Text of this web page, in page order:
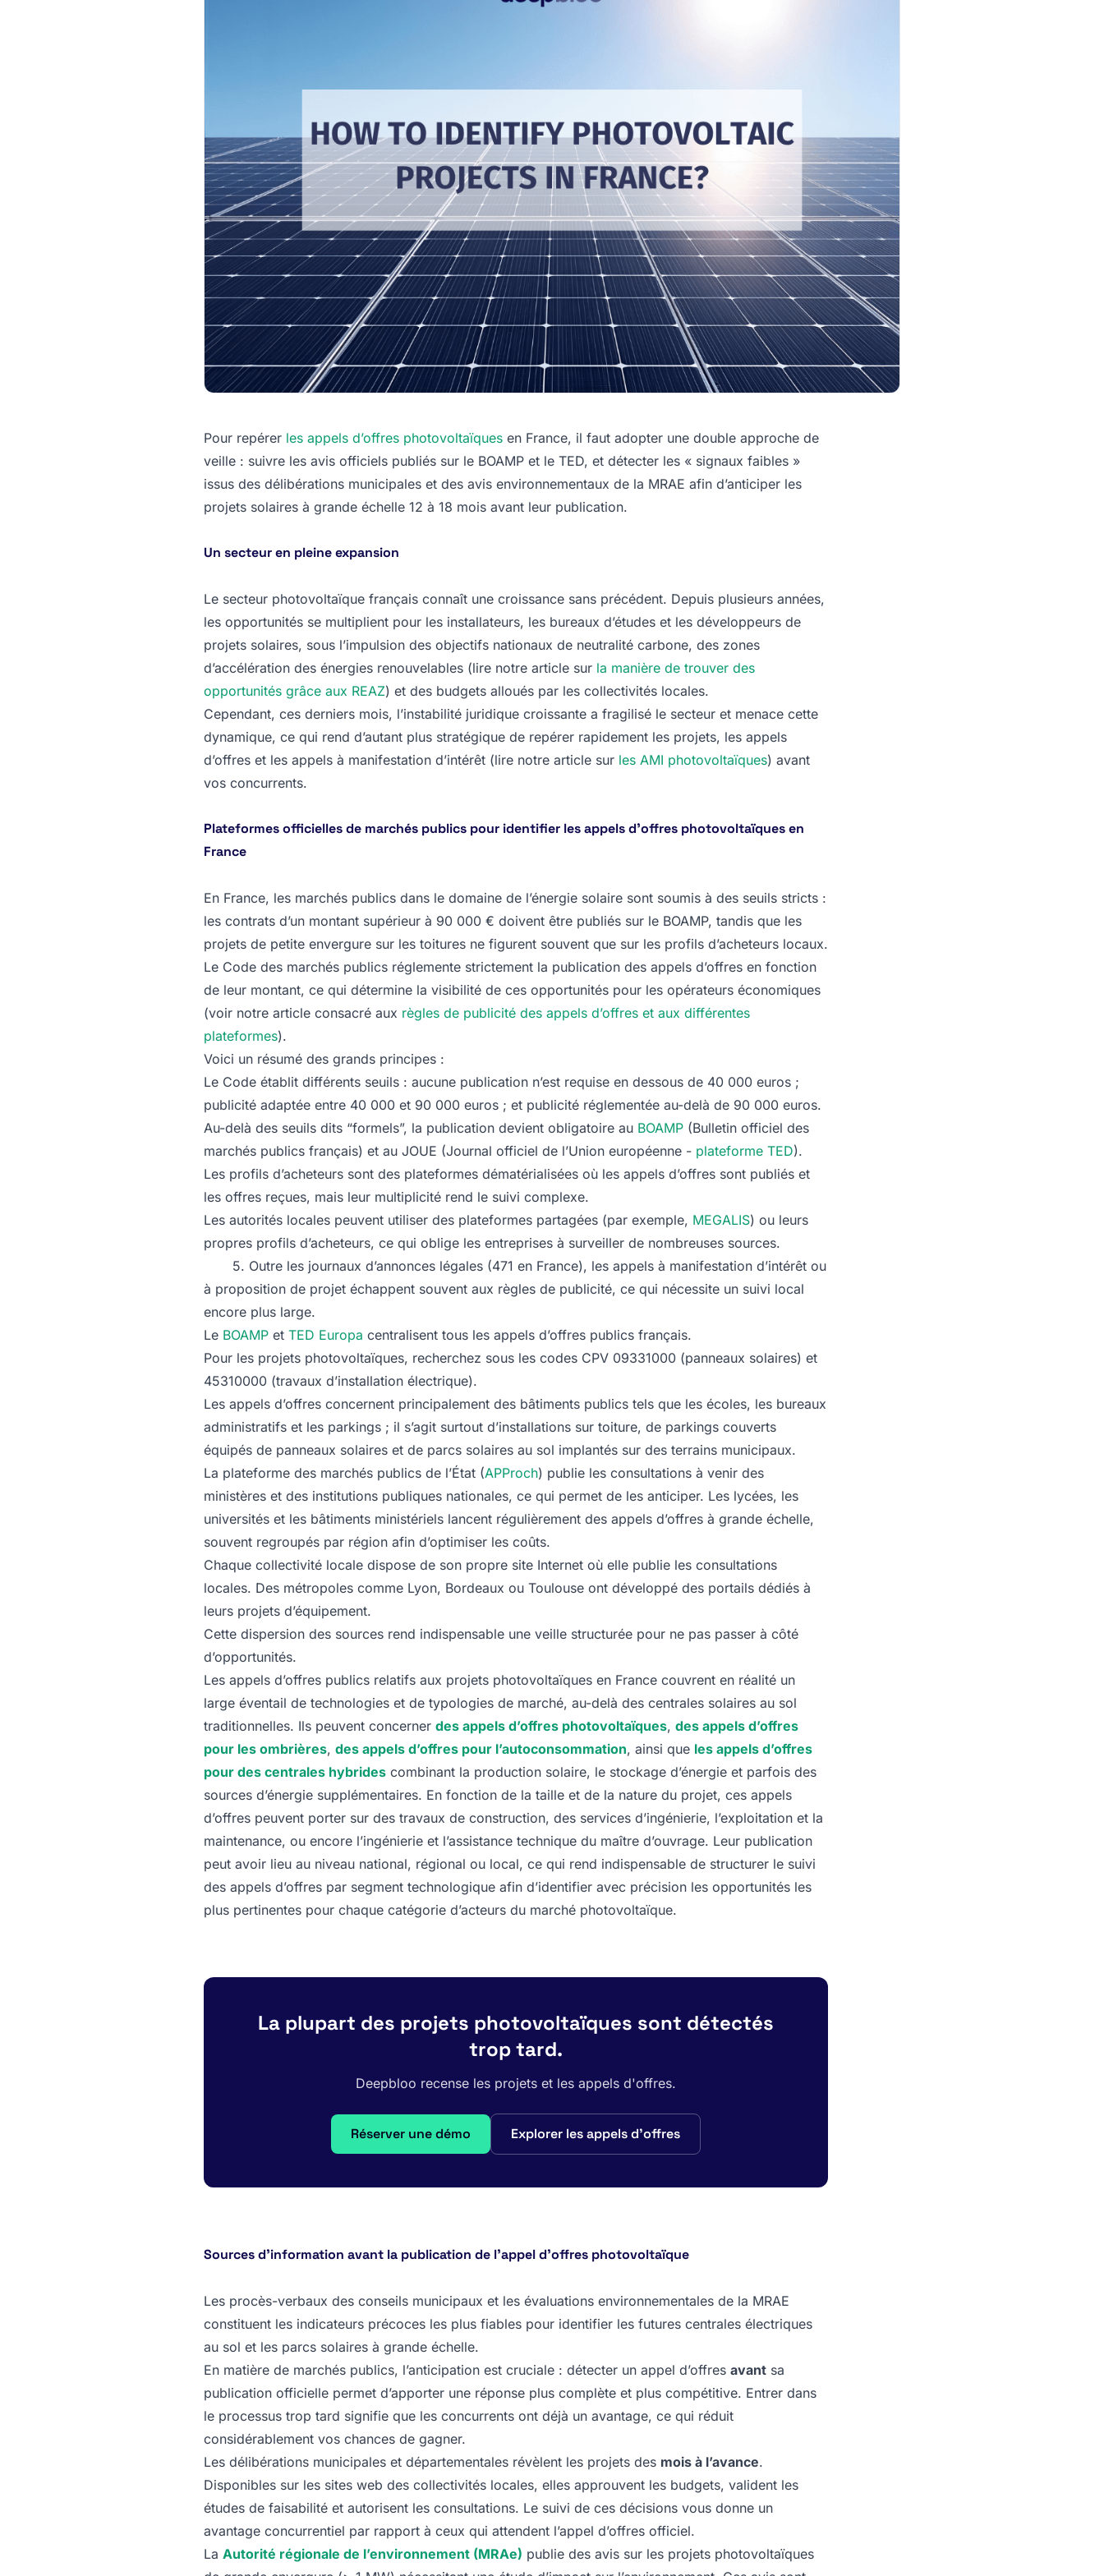
Pour repérer les appels d’offres photovoltaïques en France, il faut adopter une double approche de
veille : suivre les avis officiels publiés sur le BOAMP et le TED, et détecter les « signaux faibles »
issus des délibérations municipales et des avis environnementaux de la MRAE afin d’anticiper les
projets solaires à grande échelle 12 à 18 mois avant leur publication.
Un secteur en pleine expansion
Le secteur photovoltaïque français connaît une croissance sans précédent. Depuis plusieurs années,
les opportunités se multiplient pour les installateurs, les bureaux d’études et les développeurs de
projets solaires, sous l’impulsion des objectifs nationaux de neutralité carbone, des zones
d’accélération des énergies renouvelables (lire notre article sur la manière de trouver des
opportunités grâce aux REAZ) et des budgets alloués par les collectivités locales.
Cependant, ces derniers mois, l’instabilité juridique croissante a fragilisé le secteur et menace cette
dynamique, ce qui rend d’autant plus stratégique de repérer rapidement les projets, les appels
d’offres et les appels à manifestation d’intérêt (lire notre article sur les AMI photovoltaïques) avant
vos concurrents.
Plateformes officielles de marchés publics pour identifier les appels d’offres photovoltaïques en
France
En France, les marchés publics dans le domaine de l’énergie solaire sont soumis à des seuils stricts :
les contrats d’un montant supérieur à 90 000 € doivent être publiés sur le BOAMP, tandis que les
projets de petite envergure sur les toitures ne figurent souvent que sur les profils d’acheteurs locaux.
Le Code des marchés publics réglemente strictement la publication des appels d’offres en fonction
de leur montant, ce qui détermine la visibilité de ces opportunités pour les opérateurs économiques
(voir notre article consacré aux règles de publicité des appels d’offres et aux différentes
plateformes).
Voici un résumé des grands principes :
Le Code établit différents seuils : aucune publication n’est requise en dessous de 40 000 euros ;
publicité adaptée entre 40 000 et 90 000 euros ; et publicité réglementée au-delà de 90 000 euros.
Au-delà des seuils dits “formels”, la publication devient obligatoire au BOAMP (Bulletin officiel des
marchés publics français) et au JOUE (Journal officiel de l’Union européenne - plateforme TED).
Les profils d’acheteurs sont des plateformes dématérialisées où les appels d’offres sont publiés et
les offres reçues, mais leur multiplicité rend le suivi complexe.
Les autorités locales peuvent utiliser des plateformes partagées (par exemple, MEGALIS) ou leurs
propres profils d’acheteurs, ce qui oblige les entreprises à surveiller de nombreuses sources.
5. Outre les journaux d’annonces légales (471 en France), les appels à manifestation d’intérêt ou
à proposition de projet échappent souvent aux règles de publicité, ce qui nécessite un suivi local
encore plus large.
Le BOAMP et TED Europa centralisent tous les appels d’offres publics français.
Pour les projets photovoltaïques, recherchez sous les codes CPV 09331000 (panneaux solaires) et
45310000 (travaux d’installation électrique).
Les appels d’offres concernent principalement des bâtiments publics tels que les écoles, les bureaux
administratifs et les parkings ; il s’agit surtout d’installations sur toiture, de parkings couverts
équipés de panneaux solaires et de parcs solaires au sol implantés sur des terrains municipaux.
La plateforme des marchés publics de l’État (APProch) publie les consultations à venir des
ministères et des institutions publiques nationales, ce qui permet de les anticiper. Les lycées, les
universités et les bâtiments ministériels lancent régulièrement des appels d’offres à grande échelle,
souvent regroupés par région afin d’optimiser les coûts.
Chaque collectivité locale dispose de son propre site Internet où elle publie les consultations
locales. Des métropoles comme Lyon, Bordeaux ou Toulouse ont développé des portails dédiés à
leurs projets d’équipement.
Cette dispersion des sources rend indispensable une veille structurée pour ne pas passer à côté
d’opportunités.
Les appels d’offres publics relatifs aux projets photovoltaïques en France couvrent en réalité un
large éventail de technologies et de typologies de marché, au-delà des centrales solaires au sol
traditionnelles. Ils peuvent concerner des appels d’offres photovoltaïques, des appels d’offres
pour les ombrières, des appels d’offres pour l’autoconsommation, ainsi que les appels d’offres
pour des centrales hybrides combinant la production solaire, le stockage d’énergie et parfois des
sources d’énergie supplémentaires. En fonction de la taille et de la nature du projet, ces appels
d’offres peuvent porter sur des travaux de construction, des services d’ingénierie, l’exploitation et la
maintenance, ou encore l’ingénierie et l’assistance technique du maître d’ouvrage. Leur publication
peut avoir lieu au niveau national, régional ou local, ce qui rend indispensable de structurer le suivi
des appels d’offres par segment technologique afin d’identifier avec précision les opportunités les
plus pertinentes pour chaque catégorie d’acteurs du marché photovoltaïque.
La plupart des projets photovoltaïques sont détectés
trop tard.
Deepbloo recense les projets et les appels d'offres.
Réserver une démo Explorer les appels d'offres
Sources d’information avant la publication de l’appel d’offres photovoltaïque
Les procès-verbaux des conseils municipaux et les évaluations environnementales de la MRAE
constituent les indicateurs précoces les plus fiables pour identifier les futures centrales électriques
au sol et les parcs solaires à grande échelle.
En matière de marchés publics, l’anticipation est cruciale : détecter un appel d’offres avant sa
publication officielle permet d’apporter une réponse plus complète et plus compétitive. Entrer dans
le processus trop tard signifie que les concurrents ont déjà un avantage, ce qui réduit
considérablement vos chances de gagner.
Les délibérations municipales et départementales révèlent les projets des mois à l’avance.
Disponibles sur les sites web des collectivités locales, elles approuvent les budgets, valident les
études de faisabilité et autorisent les consultations. Le suivi de ces décisions vous donne un
avantage concurrentiel par rapport à ceux qui attendent l’appel d’offres officiel.
La Autorité régionale de l’environnement (MRAe) publie des avis sur les projets photovoltaïques